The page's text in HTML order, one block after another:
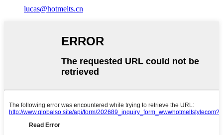
lucas@hotmelts.cn